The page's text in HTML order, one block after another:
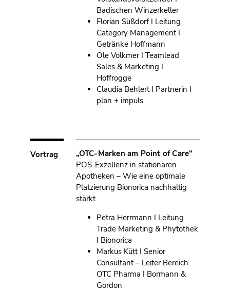
Badischen Winzerkeller
Florian Süßdorf I Leitung
Category Management I
Getränke Hoffmann
Ole Volkmer I Teamlead
Sales & Marketing I
Hoffrogge
Claudia Behlert I Partnerin I
plan + impuls
Vortrag
„OTC-Marken am Point of Care“
POS-Exzellenz in stationären
Apotheken – Wie eine optimale
Platzierung Bionorica nachhaltig
stärkt
Petra Herrmann I Leitung
Trade Marketing & Phytothek
I Bionorica
Markus Kütt I Senior
Consultant – Leiter Bereich
OTC Pharma I Bormann &
Gordon